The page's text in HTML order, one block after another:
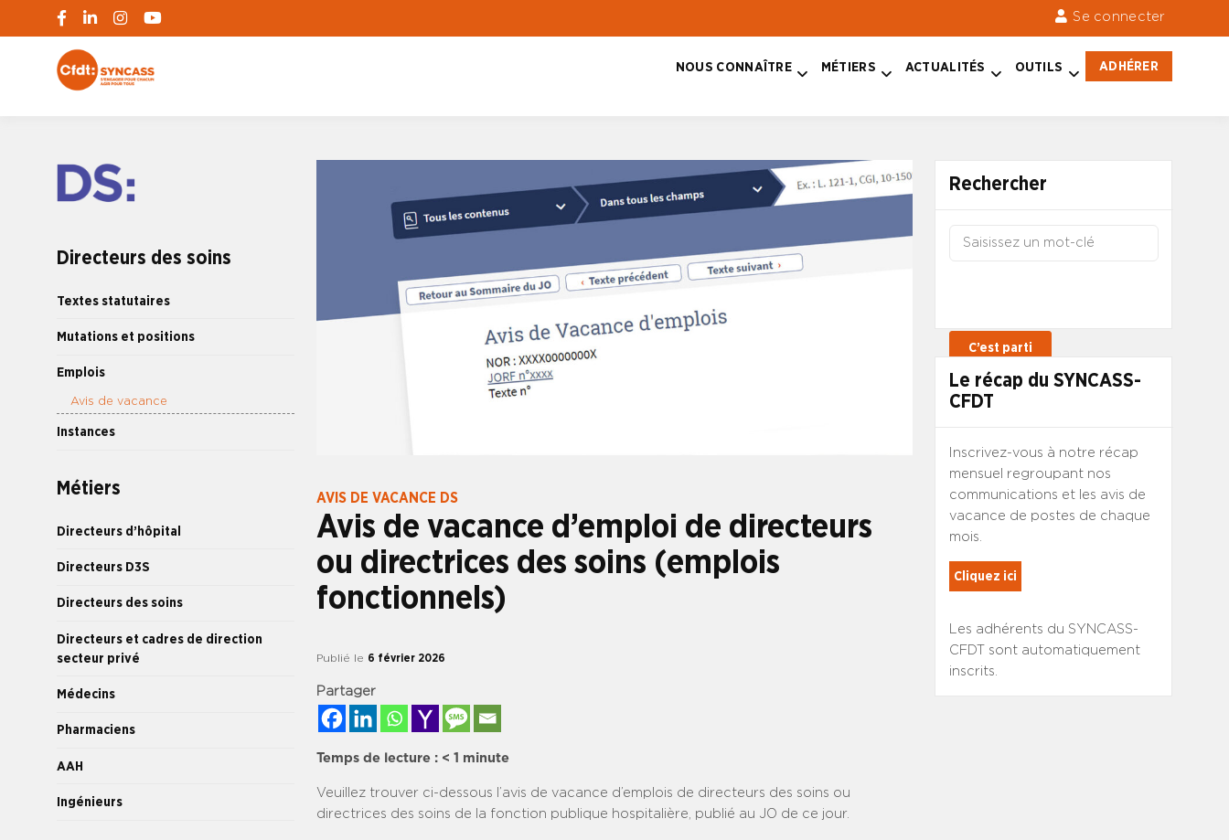
Se connecter
NOUS CONNAÎTRE MÉTIERS ACTUALITÉS OUTILS ADHÉRER
Directeurs des soins
Textes statutaires
Mutations et positions
Emplois
Avis de vacance
Instances
Métiers
Directeurs d’hôpital
Directeurs D3S
Directeurs des soins
Directeurs et cadres de direction
secteur privé
Médecins
Pharmaciens
AAH
Ingénieurs
AVIS DE VACANCE DS
Avis de vacance d’emploi de directeurs
ou directrices des soins (emplois
fonctionnels)
Publié le 6 février 2026
Partager
Temps de lecture : < 1 minute
Veuillez trouver ci-dessous l’avis de vacance d’emplois de directeurs des soins ou
directrices des soins de la fonction publique hospitalière, publié au JO de ce jour.
Rechercher
Le récap du SYNCASS-
CFDT
Inscrivez-vous à notre récap
mensuel regroupant nos
communications et les avis de
vacance de postes de chaque
mois.
Cliquez ici
Les adhérents du SYNCASS-
CFDT sont automatiquement
inscrits.